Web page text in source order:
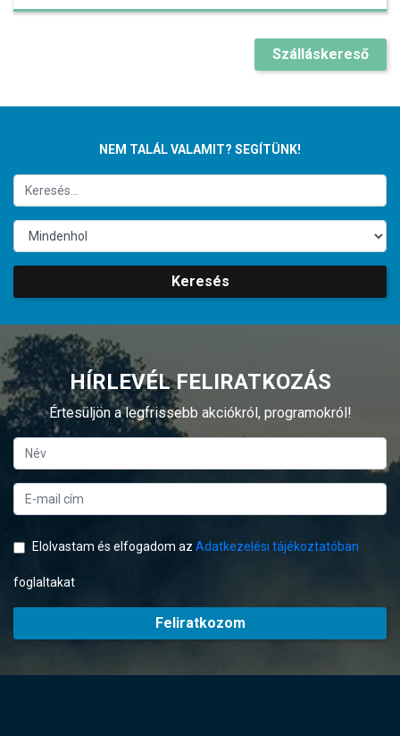
Szálláskereső
NEM TALÁL VALAMIT? SEGÍTÜNK!
Keresés
HÍRLEVÉL FELIRATKOZÁS
Értesüljön a legfrissebb akciókról, programokról!
Elolvastam és elfogadom az Adatkezelési tájékoztatóban
foglaltakat
Feliratkozom